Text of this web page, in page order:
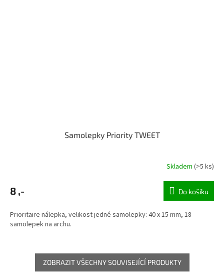
Samolepky Priority TWEET
Skladem (>5 ks)
8 ,- Do košíku
Prioritaire nálepka, velikost jedné samolepky: 40 x 15 mm, 18
samolepek na archu.
ZOBRAZIT VŠECHNY SOUVISEJÍCÍ PRODUKTY